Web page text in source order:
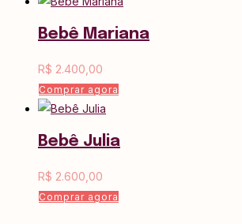
Bebê Mariana
R$ 2.400,00
Comprar agora
Bebê Julia
R$ 2.600,00
Comprar agora